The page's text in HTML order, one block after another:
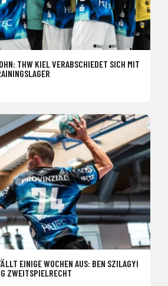
THW KIEL VERABSCHIEDET SICH MIT
EINIGE WOCHEN AUS: BEN SZILAGYI
ZWEITSPIELRECHT